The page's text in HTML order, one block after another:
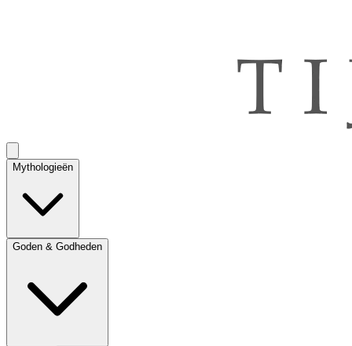
Mythologieën
Goden & Godheden